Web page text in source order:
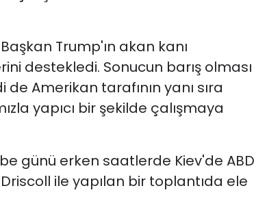
Trump'ın akan kanı
destekledi. Sonucun barış olması
Amerikan tarafının yanı sıra
yapıcı bir şekilde çalışmaya
günü erken saatlerde Kiev'de ABD
ile yapılan bir toplantıda ele